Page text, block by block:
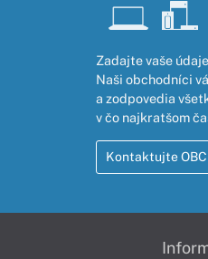
Zadajte vaše
Naši obchodníci
a zodpovedia
v čo najkratšom
Kontaktujte